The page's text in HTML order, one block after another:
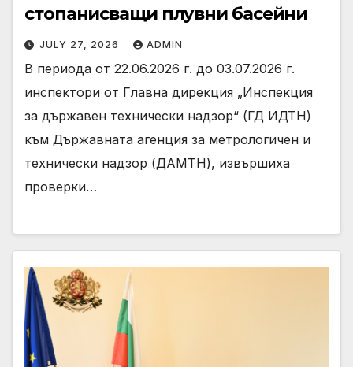
стопанисващи плувни басейни
JULY 27, 2026 ADMIN
В периода от 22.06.2026 г. до 03.07.2026 г.
инспектори от Главна дирекция „Инспекция
за държавен технически надзор“ (ГД ИДТН)
към Държавната агенция за метрологичен и
технически надзор (ДАМТН), извършиха
проверки…